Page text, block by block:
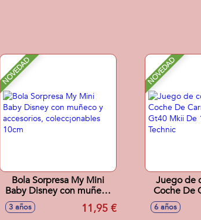
NOVEDAD
Bola Sorpresa My Mini
Baby Disney con muñeco
y accesorios,
colecc¡onables 10cm
3 años 11,95 €
NOVEDAD
Juego de
Coche De
Gt40 Mkii
6 años